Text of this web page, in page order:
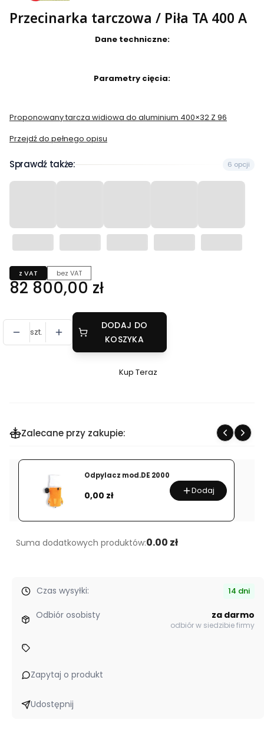
Przecinarka tarczowa / Piła TA 400 A
Dane techniczne:
Parametry cięcia:
Proponowany tarcza widiowa do aluminium 400×32 Z 96
Przejdź do pełnego opisu
Sprawdź także: 6 opcji
z VAT bez VAT
Cena
82 800,00 zł
szt.
DODAJ DO
KOSZYKA
Szybki
/
Piła
A
Kup Teraz
Zalecane przy zakupie:
Odpylacz mod.DE 2000
Cena
0,00 zł Dodaj
Suma dodatkowych produktów:0.00 zł
Czas wysyłki: 14 dni
Odbiór osobisty za darmo
odbiór w siedzibie firmy
Zapytaj o produkt
Udostępnij